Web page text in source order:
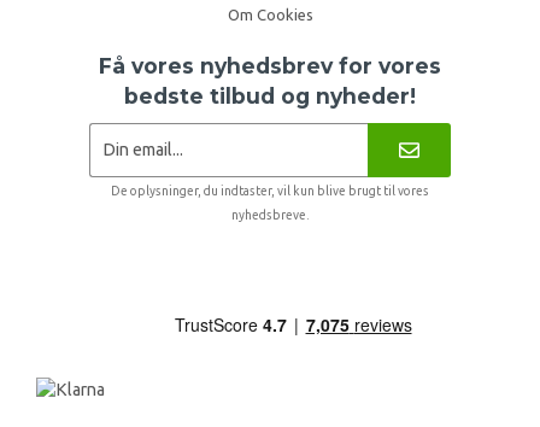
Om Cookies
Få vores nyhedsbrev for vores
bedste tilbud og nyheder!
De oplysninger, du indtaster, vil kun blive brugt til vores
nyhedsbreve.